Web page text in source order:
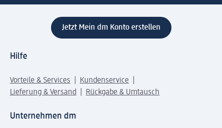
Jetzt Mein dm Konto erstellen
Hilfe
Vorteile & Services
Kundenservice
Lieferung & Versand
Rückgabe & Umtausch
Unternehmen dm